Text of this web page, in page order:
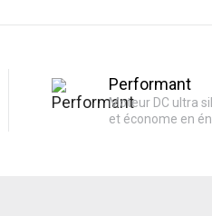
Performant
Moteur DC ultra
et économe en